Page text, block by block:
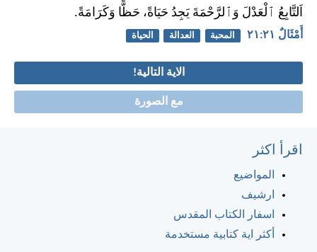
اَلتَّابِعُ ٱلْعَدْلَ وَٱلرَّحْمَةَ يَجِدُ حَيَاةً، حَظًّا وَكَرَامَةً.
أَمْثَالٌ ٢١:‏٢١ المحبة العدالة الحياة
الاية التالية!
مع الصورة
اقرأ اكثر
المواضيع
ارشيف
اسفار الكتاب المقدس
أكثر اية كتابية مستخدمة